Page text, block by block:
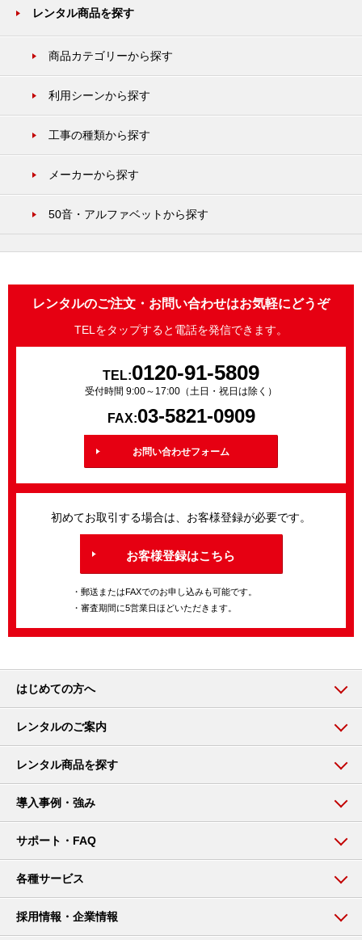
レンタル商品を探す
商品カテゴリーから探す
利用シーンから探す
工事の種類から探す
メーカーから探す
50音・アルファベットから探す
レンタルのご注文・お問い合わせはお気軽にどうぞ
TELをタップすると電話を発信できます。
TEL:0120-91-5809
受付時間 9:00～17:00（土日・祝日は除く）
FAX:03-5821-0909
お問い合わせフォーム
初めてお取引する場合は、お客様登録が必要です。
お客様登録はこちら
・郵送またはFAXでのお申し込みも可能です。
・審査期間に5営業日ほどいただきます。
はじめての方へ
レンタルのご案内
レンタル商品を探す
導入事例・強み
サポート・FAQ
各種サービス
採用情報・企業情報